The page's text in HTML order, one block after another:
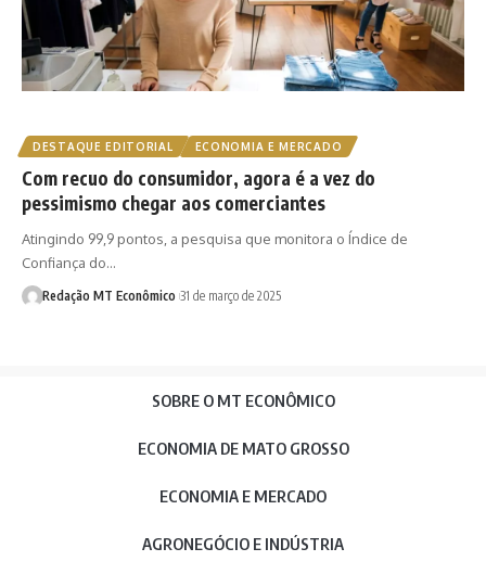
DESTAQUE EDITORIAL ECONOMIA E MERCADO
Com recuo do consumidor, agora é a vez do
pessimismo chegar aos comerciantes
Atingindo 99,9 pontos, a pesquisa que monitora o Índice de
Confiança do…
Redação MT Econômico 31 de março de 2025
SOBRE O MT ECONÔMICO
ECONOMIA DE MATO GROSSO
ECONOMIA E MERCADO
AGRONEGÓCIO E INDÚSTRIA